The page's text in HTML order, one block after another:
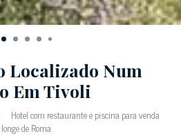
Localizado Num
Em Tivoli
Hotel com restaurante e piscina para venda
de Roma